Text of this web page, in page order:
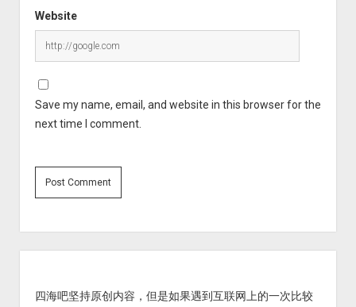
Website
Save my name, email, and website in this browser for the
next time I comment.
四海吧坚持原创内容，但是如果遇到互联网上的一次比较